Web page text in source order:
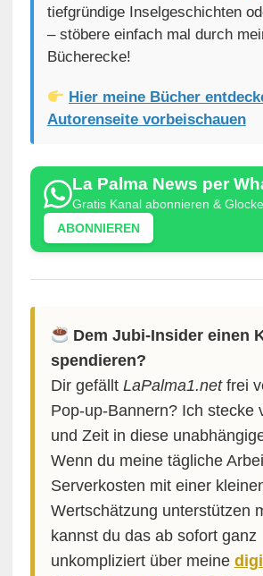
tiefgründige Inselgeschichten
– stöbere einfach mal durch
Bücherecke!
Hier meine Bücher
Autorenseite vorbeischauen
La Palma News per
Gratis Kanal abonnieren &
ABONNIEREN
Dem Jubi-Insider einen
spendieren?
Dir gefällt LaPalma1.netfrei
Pop-up-Bannern? Ich stecke
und Zeit in diese
Wenn du meine tägliche
Serverkosten mit einer
Wertschätzung unterstützen
kannst du das ab sofort ganz
unkompliziert über meine